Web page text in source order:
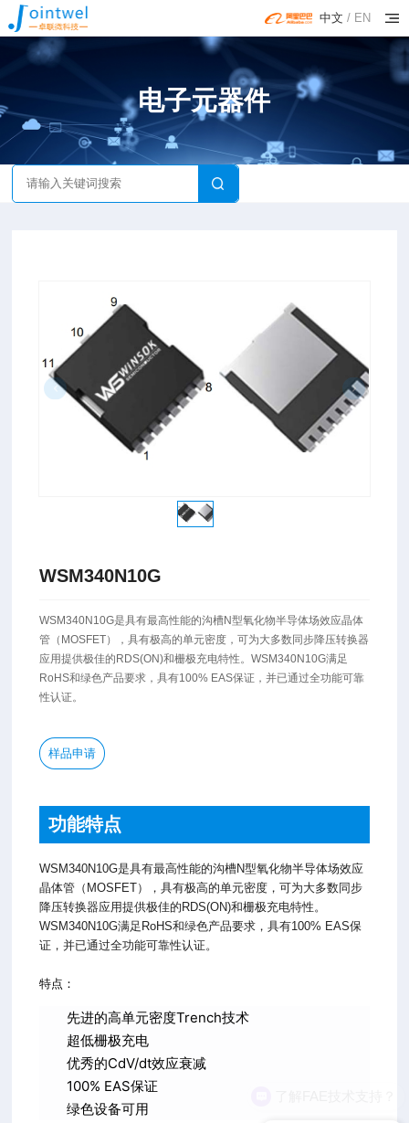
中文 / EN
电子元器件
WSM340N10G
WSM340N10G是具有最高性能的沟槽N型氧化物半导体场效应晶体
管（MOSFET），具有极高的单元密度，可为大多数同步降压转换器
应用提供极佳的RDS(ON)和栅极充电特性。WSM340N10G满足
RoHS和绿色产品要求，具有100% EAS保证，并已通过全功能可靠
性认证。
样品申请
功能特点
WSM340N10G是具有最高性能的沟槽N型氧化物半导体场效应
晶体管（MOSFET），具有极高的单元密度，可为大多数同步
降压转换器应用提供极佳的RDS(ON)和栅极充电特性。
WSM340N10G满足RoHS和绿色产品要求，具有100% EAS保
证，并已通过全功能可靠性认证。
特点：
先进的高单元密度Trench技术
超低栅极充电
优秀的CdV/dt效应衰减
100% EAS保证
绿色设备可用